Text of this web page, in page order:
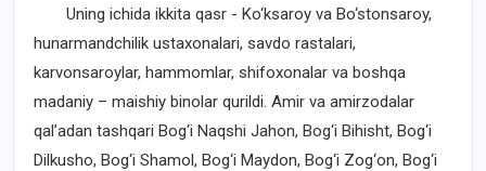
Uning ichida ikkita qasr - Ko‘ksaroy va Bo‘stonsaroy,
hunarmandchilik ustaxonalari, savdo rastalari,
karvonsaroylar, hammomlar, shifoxonalar va boshqa
madaniy – maishiy binolar qurildi. Amir va amirzodalar
qal’adan tashqari Bog‘i Naqshi Jahon, Bog‘i Bihisht, Bog‘i
Dilkusho, Bog‘i Shamol, Bog‘i Maydon, Bog‘i Zog‘on, Bog‘i